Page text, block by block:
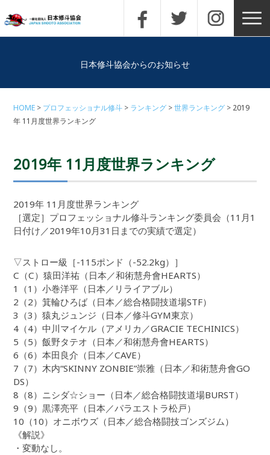
日本修斗協会からのお知らせ
HOME プロフェッショナル修斗 ランキング 世界ランキング
2019
年 11月度世界ランキング
2019年 11月度世界ランキング
2019年 11月度世界ランキング
［選定］プロフェッショナル修斗ランキング委員会（11月1
日付け／2019年10月31日までの実績で選定）
▽ストロー級［-115ポンド（-52.2kg）］
C（C）猿田洋祐（日本／和術慧舟會HEARTS）
1（1）小巻洋平（日本／リライアブル）
2（2）箕輪ひろば（日本／総合格闘技道場STF）
3（3）猿丸ジュンジ（日本／修斗GYM東京）
4（4）中川マイケル（アメリカ／GRACIE TECHINICS）
5（5）飯野タテオ（日本／和術慧舟會HEARTS）
6（6）本田良介（日本／CAVE）
7（7）木内“SKINNY ZONBIE”崇雅（日本／和術慧舟會GO
DS）
8（8）ニシダ☆ショー（日本／総合格闘技道場BURST）
9（9）黒澤亮平（日本／パラエストラ松戸）
10（10）オニボウズ（日本／総合格闘技ゴンズジム）
《解説》
・変動なし。